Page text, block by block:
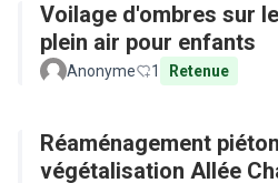
Voilage d'ombres sur
plein air pour enfants
Anonyme 1 Retenue
Réaménagement
végétalisation Allée